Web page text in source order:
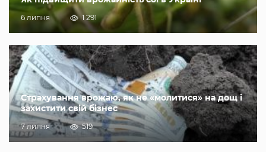
6 липня 1 291
Страхування врожаю, як не «молитися» на дощ і
захистити свій бізнес
7 липня 519